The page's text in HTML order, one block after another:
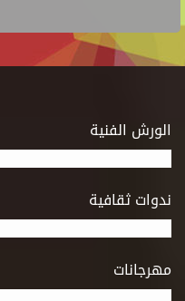
الورش الفنية
ندوات ثقافية
مهرجانات